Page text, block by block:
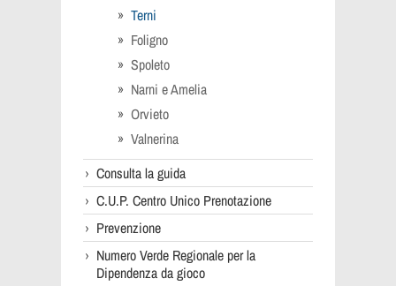
Terni
Foligno
Spoleto
Narni e Amelia
Orvieto
Valnerina
Consulta la guida
C.U.P. Centro Unico Prenotazione
Prevenzione
Numero Verde Regionale per la
Dipendenza da gioco